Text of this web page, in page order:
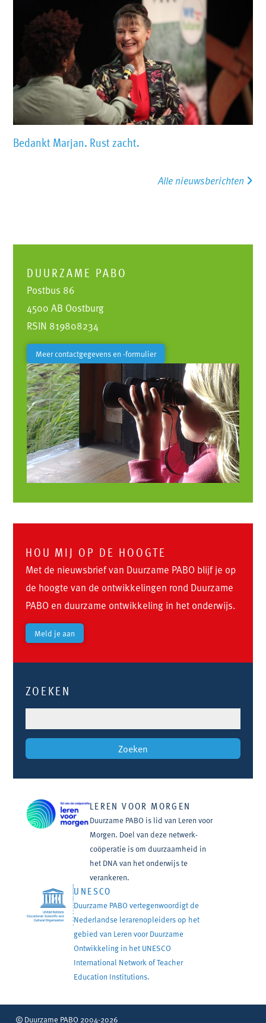
Bedankt Marjan. Rust zacht.
Alle nieuwsberichten
DUURZAME PABO
Postbus 86
4500 AB Oostburg
RSIN 819808234
Meer contactgegevens en -formulier
HOU MIJ OP DE HOOGTE
Met de nieuwsbrief van Duurzame PABO blijf je op
de hoogte van de ontwikkelingen rond Duurzame
PABO en duurzame ontwikkeling in het onderwijs.
Meld je aan
ZOEKEN
LEREN VOOR MORGEN
Duurzame PABO is lid van Leren voor
Morgen. Doel van deze netwerk-
coöperatie is om duurzaamheid in
het DNA van het onderwijs te
verankeren.
UNESCO
Duurzame PABO vertegenwoordigt de
Nederlandse lerarenopleiders op het
gebied van Leren voor Duurzame
Ontwikkeling in het UNESCO
International Network of Teacher
Education Institutions.
Duurzame PABO 2004-2026